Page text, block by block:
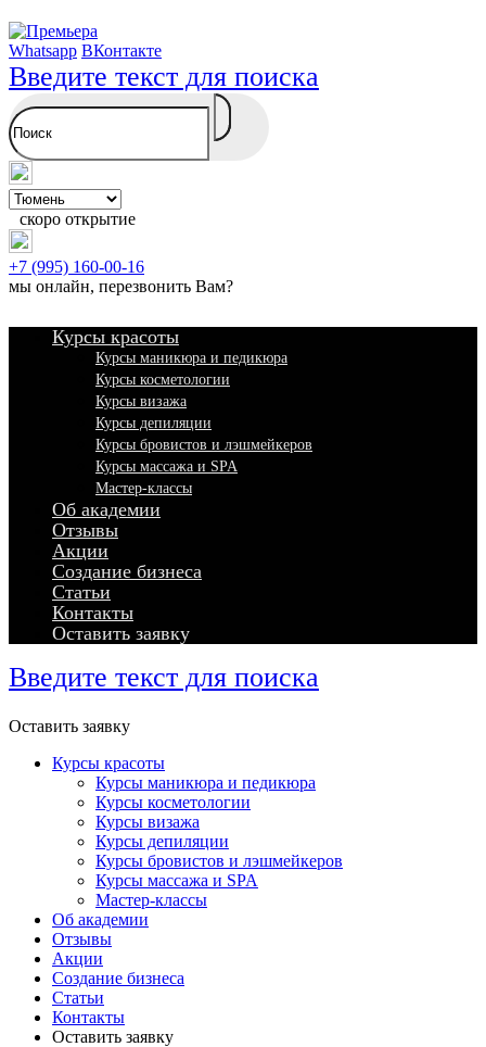
Whatsapp ВКонтакте
Введите текст для поиска
скоро открытие
+7 (995) 160-00-16
мы онлайн, перезвонить Вам?
Курсы красоты
Курсы маникюра и педикюра
Курсы косметологии
Курсы визажа
Курсы депиляции
Курсы бровистов и лэшмейкеров
Курсы массажа и SPA
Мастер-классы
Об академии
Отзывы
Акции
Создание бизнеса
Статьи
Контакты
Оставить заявку
Введите текст для поиска
Оставить заявку
Курсы красоты
Курсы маникюра и педикюра
Курсы косметологии
Курсы визажа
Курсы депиляции
Курсы бровистов и лэшмейкеров
Курсы массажа и SPA
Мастер-классы
Об академии
Отзывы
Акции
Создание бизнеса
Статьи
Контакты
Оставить заявку